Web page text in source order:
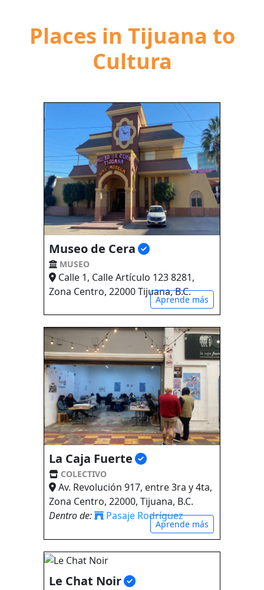
Places in Tijuana to
Cultura
Museo de Cera
MUSEO
Calle 1, Calle Artículo 123 8281,
Zona Centro, 22000 Tijuana, B.C.
Aprende más
La Caja Fuerte
COLECTIVO
Av. Revolución 917, entre 3ra y 4ta,
Zona Centro, 22000, Tijuana, B.C.
Dentro de:
Pasaje Rodríguez
Aprende más
Le Chat Noir